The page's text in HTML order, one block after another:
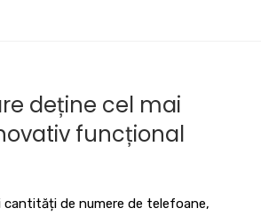
deține cel mai
funcțional
cantități de numere de telefoane,